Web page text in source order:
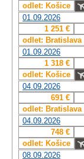
odlet: Košice
01.09.2026
1 251 €
odlet: Bratislava
01.09.2026
1 318 €
odlet: Košice
04.09.2026
691 €
odlet: Bratislava
04.09.2026
748 €
odlet: Košice
08.09.2026